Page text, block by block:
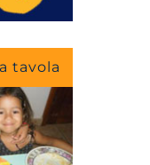
tavola